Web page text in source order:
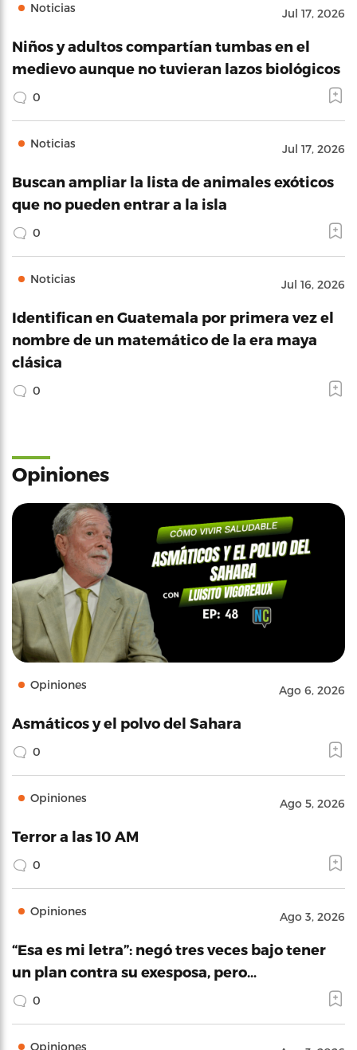
Noticias Jul 17, 2026
Niños y adultos compartían tumbas en el
medievo aunque no tuvieran lazos biológicos
0
Noticias Jul 17, 2026
Buscan ampliar la lista de animales exóticos
que no pueden entrar a la isla
0
Noticias Jul 16, 2026
Identifican en Guatemala por primera vez el
nombre de un matemático de la era maya
clásica
0
Opiniones
Opiniones Ago 6, 2026
Asmáticos y el polvo del Sahara
0
Opiniones Ago 5, 2026
Terror a las 10 AM
0
Opiniones Ago 3, 2026
“Esa es mi letra”: negó tres veces bajo tener
un plan contra su exesposa, pero…
0
Opiniones